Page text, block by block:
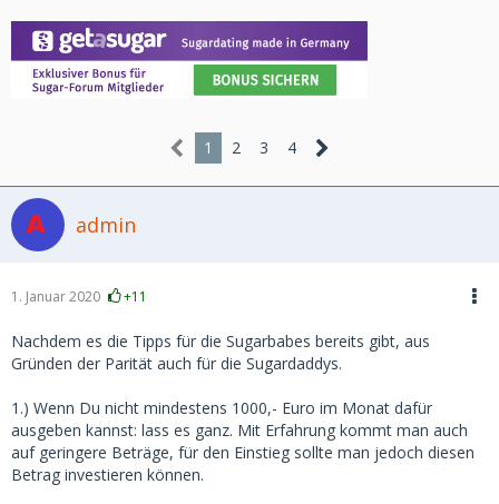
1 2 3 4
admin
1. Januar 2020 +11
Nachdem es die Tipps für die Sugarbabes bereits gibt, aus
Gründen der Parität auch für die Sugardaddys.
1.) Wenn Du nicht mindestens 1000,- Euro im Monat dafür
ausgeben kannst: lass es ganz. Mit Erfahrung kommt man auch
auf geringere Beträge, für den Einstieg sollte man jedoch diesen
Betrag investieren können.